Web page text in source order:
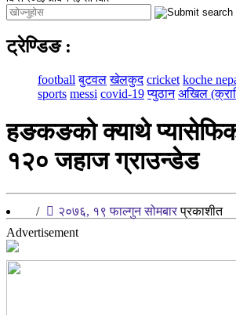
ट्रेण्डिङ :
football बुटवल खेलकुद cricket koche
sports messi covid-19 प्युठान अखिल
हङकङको क्याथे
१२० जहाज ग्राउन्डेड
/ २०७६, १९ फाल्गुन सोमबारप्रकाशीत
Advertisement